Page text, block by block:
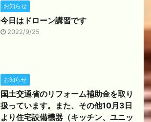
お知らせ
今日はドローン講習です
2022/9/25
お知らせ
国土交通省のリフォーム補助金を取り
扱っています。また、その他10月3日
より住宅設備機器（キッチン、ユニッ